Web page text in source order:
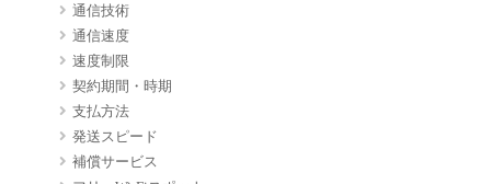
通信技術
通信速度
速度制限
契約期間・時期
支払方法
発送スピード
補償サービス